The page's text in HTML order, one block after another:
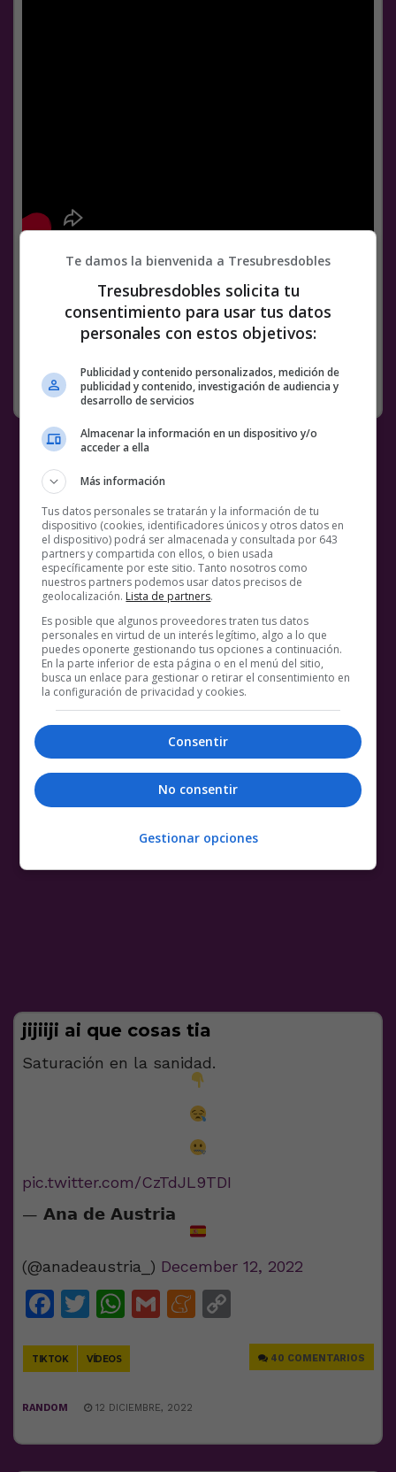
Facebook
TwitterWhatsApp
GmailMeneame
Copy
Link
VÍDEOS 2 COMENTARIOS
RANDOM 12 DICIEMBRE, 2022
jijiiji ai que cosas tia
Saturación en la sanidad.
pic.twitter.com/CzTdJL9TDI
— 𝗔𝗻𝗮 𝗱𝗲 𝗔𝘂𝘀𝘁𝗿𝗶𝗮
(@anadeaustria_) December 12, 2022
Facebook
Twitter
WhatsApp
GmailMeneame
TIKTOK VÍDEOS 40 COMENTARIOS
RANDOM 12 DICIEMBRE, 2022
Te damos la bienvenida a Tresubresdobles
Tresubresdobles solicita tu
consentimiento para usar tus datos
personales con estos objetivos:
Publicidad y contenido personalizados, medición de
publicidad y contenido, investigación de audiencia y
desarrollo de servicios
Almacenar la información en un dispositivo y/o
acceder a ella
Más información
Tus datos personales se tratarán y la información de tu
dispositivo (cookies, identificadores únicos y otros datos en
el dispositivo) podrá ser almacenada y consultada por 643
partners y compartida con ellos, o bien usada
específicamente por este sitio. Tanto nosotros como
nuestros partners podemos usar datos precisos de
geolocalización. Lista de partners.
Es posible que algunos proveedores traten tus datos
personales en virtud de un interés legítimo, algo a lo que
puedes oponerte gestionando tus opciones a continuación.
En la parte inferior de esta página o en el menú del sitio,
busca un enlace para gestionar o retirar el consentimiento en
la configuración de privacidad y cookies.
Consentir
No consentir
Gestionar opciones